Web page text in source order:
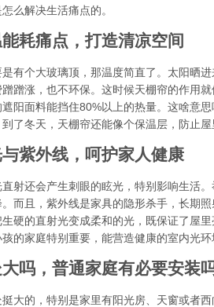
么解决生活痛点的。
耗痛点，打造清凉空间
有个大玻璃顶，那温度简直了。太阳晒
蹭涨，也不环保。这时候天棚帘的作用
阳面料能挡住80%以上的热量。这啥意
了冬天，天棚帘还能像个保温层，防止屋
紫外线，呵护家人健康
射还会产生刺眼的眩光，特别影响生活
而且，紫外线是家具的隐形杀手，长期
硬的直射光变成柔和的光，既保证了屋
的家庭特别重要，能营造健康的室内光环
吗，普通家庭有必要安装
大的，特别是家里有阳光房、天窗或者